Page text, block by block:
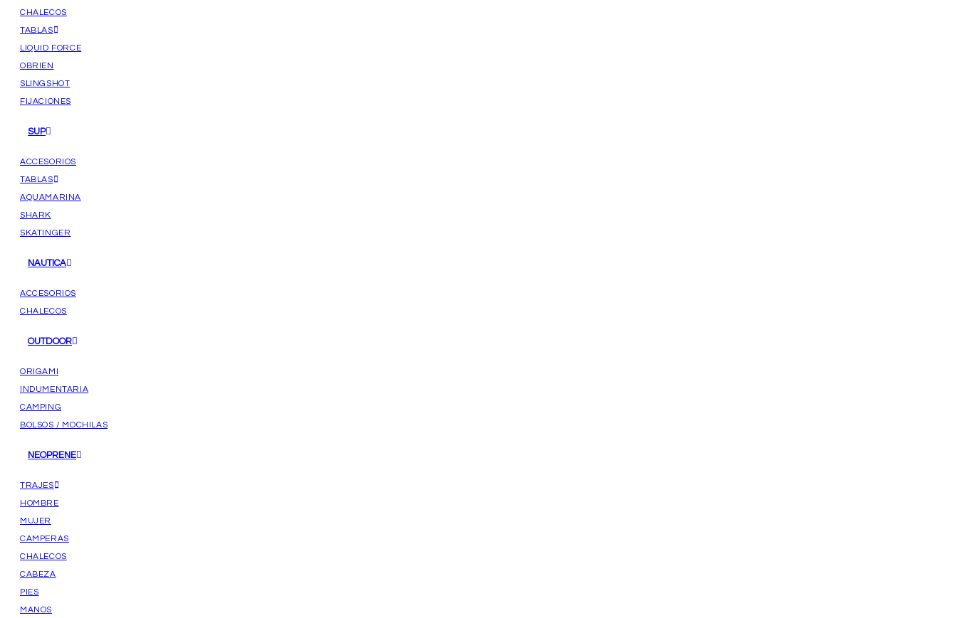
CHALECOS
TABLAS
LIQUID FORCE
OBRIEN
SLINGSHOT
FIJACIONES
SUP
ACCESORIOS
TABLAS
AQUAMARINA
SHARK
SKATINGER
NAUTICA
ACCESORIOS
CHALECOS
OUTDOOR
ORIGAMI
INDUMENTARIA
CAMPING
BOLSOS / MOCHILAS
NEOPRENE
TRAJES
HOMBRE
MUJER
CAMPERAS
CHALECOS
CABEZA
PIES
MANOS